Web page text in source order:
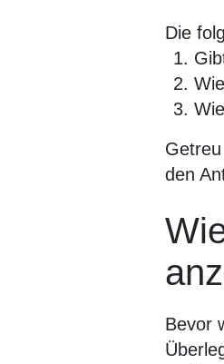
Die
den
Bevor